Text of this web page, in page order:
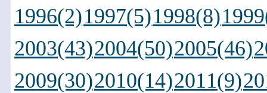
1996(2)1997(5)1998(8)
2003(43)2004(50)2005(46)
2009(30)2010(14)2011(9)